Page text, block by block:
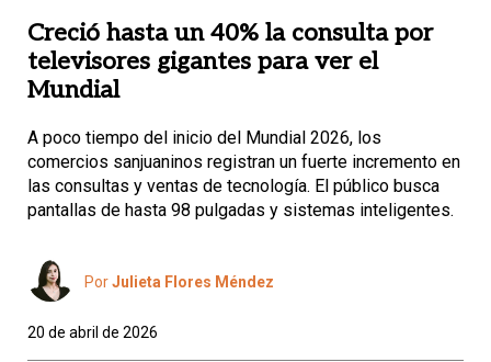
Creció hasta un 40% la consulta por
televisores gigantes para ver el
Mundial
A poco tiempo del inicio del Mundial 2026, los
comercios sanjuaninos registran un fuerte incremento en
las consultas y ventas de tecnología. El público busca
pantallas de hasta 98 pulgadas y sistemas inteligentes.
PorJulieta Flores Méndez
20 de abril de 2026